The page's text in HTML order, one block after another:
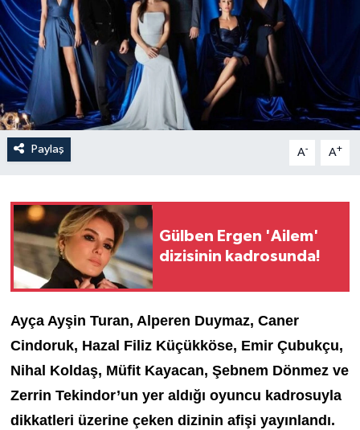
Paylaş A- A+
Gülben Ergen 'Ailem'
dizisinin kadrosunda!
Ayça Ayşin Turan, Alperen Duymaz, Caner
Cindoruk, Hazal Filiz Küçükköse, Emir Çubukçu,
Nihal Koldaş, Müfit Kayacan, Şebnem Dönmez ve
Zerrin Tekindor’un yer aldığı oyuncu kadrosuyla
dikkatleri üzerine çeken dizinin afişi yayınlandı.